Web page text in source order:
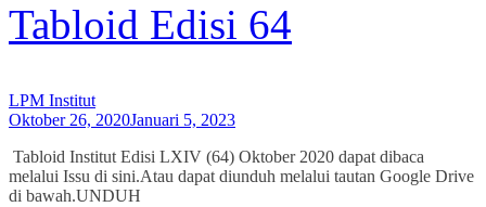
Tabloid Edisi 64
LPM Institut
Oktober 26, 2020Januari 5, 2023
Tabloid Institut Edisi LXIV (64) Oktober 2020 dapat dibaca
melalui Issu di sini.Atau dapat diunduh melalui tautan Google Drive
di bawah.UNDUH